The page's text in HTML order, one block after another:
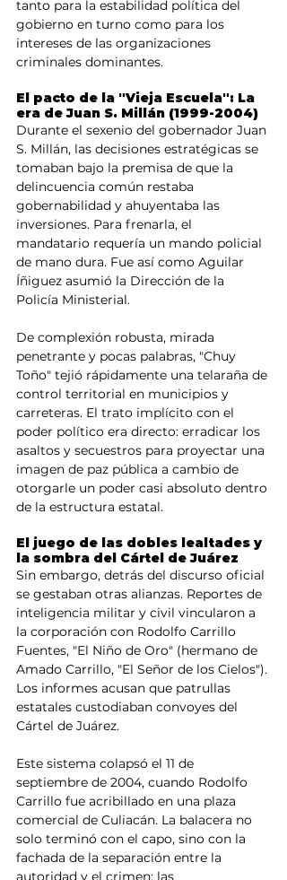
tanto para la estabilidad política del
gobierno en turno como para los
intereses de las organizaciones
criminales dominantes.
El pacto de la "Vieja Escuela": La
era de Juan S. Millán (1999-2004)
Durante el sexenio del gobernador Juan
S. Millán, las decisiones estratégicas se
tomaban bajo la premisa de que la
delincuencia común restaba
gobernabilidad y ahuyentaba las
inversiones. Para frenarla, el
mandatario requería un mando policial
de mano dura. Fue así como Aguilar
Íñiguez asumió la Dirección de la
Policía Ministerial.
De complexión robusta, mirada
penetrante y pocas palabras, "Chuy
Toño" tejió rápidamente una telaraña de
control territorial en municipios y
carreteras. El trato implícito con el
poder político era directo: erradicar los
asaltos y secuestros para proyectar una
imagen de paz pública a cambio de
otorgarle un poder casi absoluto dentro
de la estructura estatal.
El juego de las dobles lealtades y
la sombra del Cártel de Juárez
Sin embargo, detrás del discurso oficial
se gestaban otras alianzas. Reportes de
inteligencia militar y civil vincularon a
la corporación con Rodolfo Carrillo
Fuentes, "El Niño de Oro" (hermano de
Amado Carrillo, "El Señor de los Cielos").
Los informes acusan que patrullas
estatales custodiaban convoyes del
Cártel de Juárez.
Este sistema colapsó el 11 de
septiembre de 2004, cuando Rodolfo
Carrillo fue acribillado en una plaza
comercial de Culiacán. La balacera no
solo terminó con el capo, sino con la
fachada de la separación entre la
autoridad y el crimen: las